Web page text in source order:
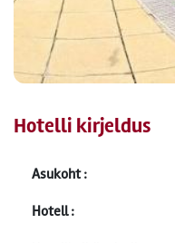
Hotelli kirjeldus
Asukoht :
Hotell :